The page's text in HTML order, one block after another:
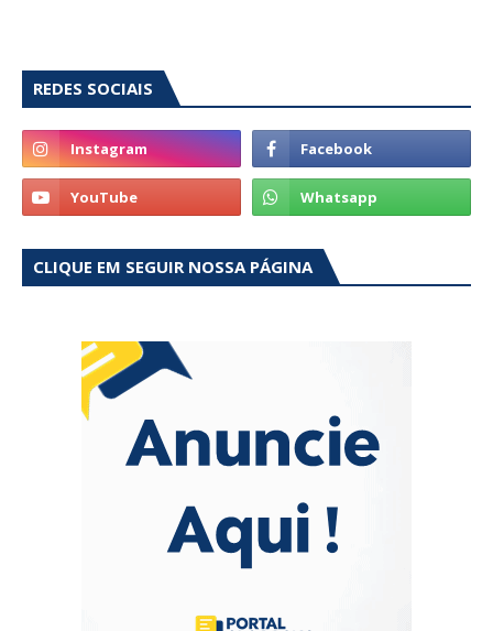
REDES SOCIAIS
CLIQUE EM SEGUIR NOSSA PÁGINA